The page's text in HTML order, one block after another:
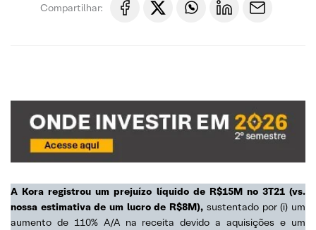
Compartilhar:
A Kora registrou um prejuízo líquido de R$15M no 3T21 (vs.
nossa estimativa de um lucro de R$8M), sustentado por (i) um
aumento de 110% A/A na receita devido a aquisições e um